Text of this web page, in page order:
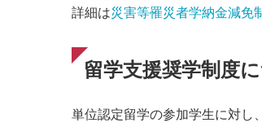
詳細は災害等罹災者学納金減免
留学支援奨学制度
単位認定留学の参加学生に対